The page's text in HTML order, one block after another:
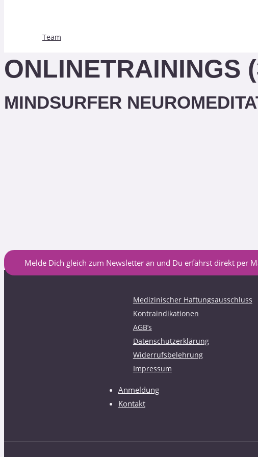
Team
ONLINETRAININGS
MINDSURFER
Melde Dich gleich zum Newsletter an und Du erfährst direkt per
Medizinischer Haftungsausschluss
Kontraindikationen
AGB’s
Datenschutzerklärung
Widerrufsbelehrung
Impressum
Anmeldung
Kontakt